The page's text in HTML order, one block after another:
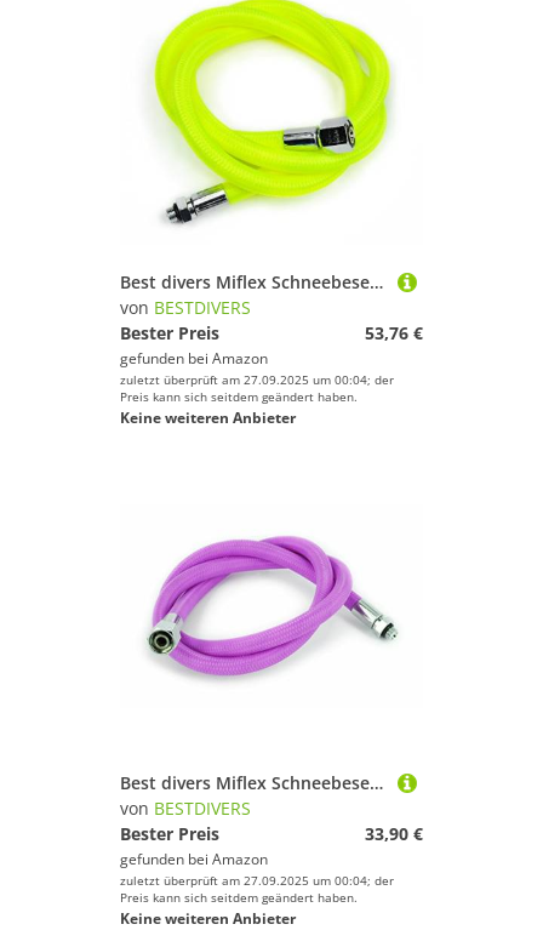
Best divers Miflex Schneebesen, 250 cm, 9/16 F, 3/8 m Xtreme, gelb Fluo
von BESTDIVERS
Bester Preis
53,76 €
gefunden bei Amazon
zuletzt überprüft am 27.09.2025 um 00:04; der
Preis kann sich seitdem geändert haben.
Keine weiteren Anbieter
Best divers Miflex Schneebesen, 100 cm, 9/16 F, 3/8 m Xtreme, Violett
von BESTDIVERS
Bester Preis
33,90 €
gefunden bei Amazon
zuletzt überprüft am 27.09.2025 um 00:04; der
Preis kann sich seitdem geändert haben.
Keine weiteren Anbieter